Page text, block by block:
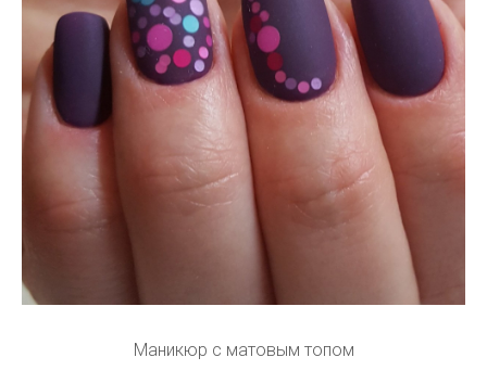
Маникюр с матовым топом